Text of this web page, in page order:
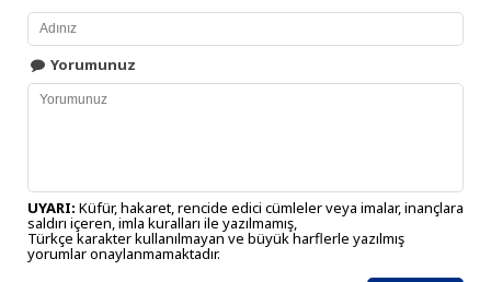
Yorumunuz
UYARI: Küfür, hakaret, rencide edici cümleler veya imalar, inançlara
saldırı içeren, imla kuralları ile yazılmamış,
Türkçe karakter kullanılmayan ve büyük harflerle yazılmış
yorumlar onaylanmamaktadır.